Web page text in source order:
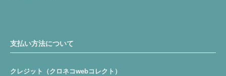
支払い方法について
クレジット（クロネコwebコレクト）